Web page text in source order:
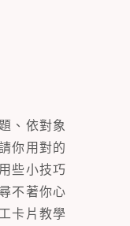
、依對象
你用對的
些小技巧
不著你心
卡片教學